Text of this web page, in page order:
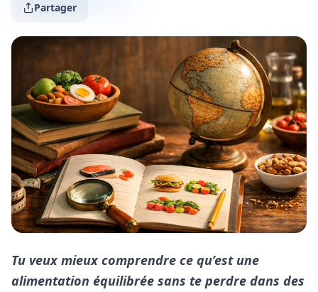
Partager
Tu veux mieux comprendre ce qu’est une
alimentation équilibrée sans te perdre dans des